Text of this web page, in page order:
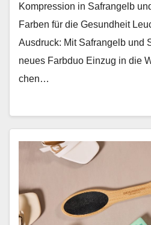
Kompression in Safrangelb
Farben für die Gesundheit
Aus­druck: Mit Safrangelb und
neues Farb­duo Einzug in die
chen…